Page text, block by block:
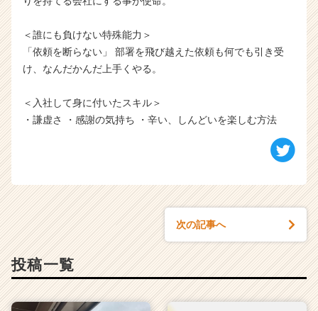
＜誰にも負けない特殊能力＞
「依頼を断らない」 部署を飛び越えた依頼も何でも引き受
け、なんだかんだ上手くやる。
＜入社して身に付いたスキル＞
・謙虚さ ・感謝の気持ち ・辛い、しんどいを楽しむ方法
次の記事へ
投稿一覧